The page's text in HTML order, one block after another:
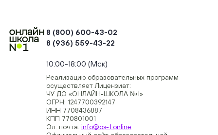
8 (800) 600-43-02
8 (936) 559-43-22
10:00-18:00 (Мск)
Реализацию образовательных программ
осуществляет Лицензиат:
ЧУ ДО «ОНЛАЙН-ШКОЛА №1»
ОГРН: 1247700392147
ИНН 7708436887
КПП 770801001
Эл. почта: info@os-1.online